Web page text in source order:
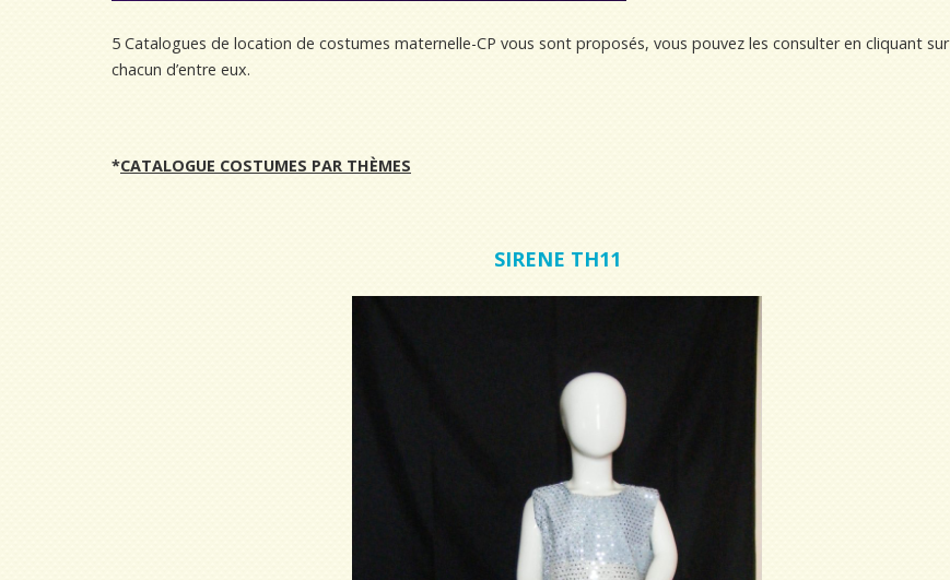
5 Catalogues de location de costumes maternelle-CP vous sont proposés, vous pouvez les consulter en cliquant sur
chacun d’entre eux.
*CATALOGUE COSTUMES PAR THÈMES
SIRENE TH11